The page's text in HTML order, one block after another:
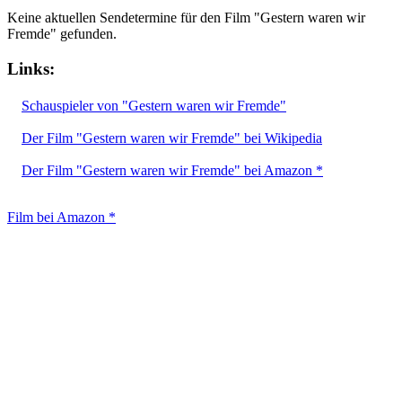
Keine aktuellen Sendetermine für den Film "Gestern waren wir
Fremde" gefunden.
Links:
Schauspieler von "Gestern waren wir Fremde"
Der Film "Gestern waren wir Fremde" bei Wikipedia
Der Film "Gestern waren wir Fremde" bei Amazon *
Film bei Amazon *